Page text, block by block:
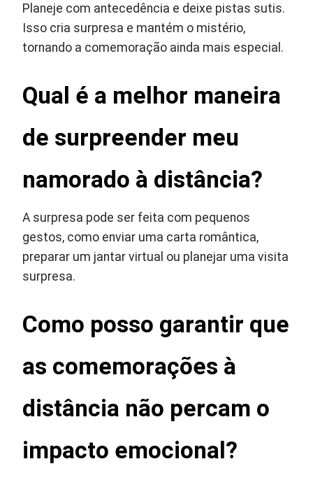
Planeje com antecedência e deixe pistas sutis.
Isso cria surpresa e mantém o mistério,
tornando a comemoração ainda mais especial.
Qual é a melhor maneira
de surpreender meu
namorado à distância?
A surpresa pode ser feita com pequenos
gestos, como enviar uma carta romântica,
preparar um jantar virtual ou planejar uma visita
surpresa.
Como posso garantir que
as comemorações à
distância não percam o
impacto emocional?